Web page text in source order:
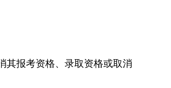
其报考资格、录取资格或取消